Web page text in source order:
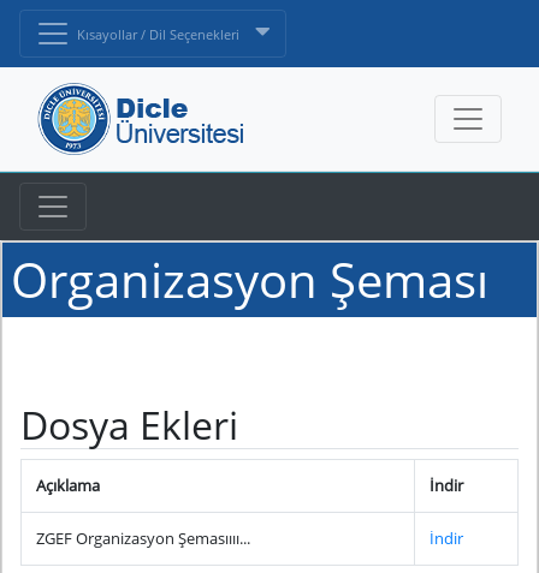
Kısayollar / Dil Seçenekleri
Organizasyon Şeması
Dosya Ekleri
Açıklama İndir
ZGEF Organizasyon Şemasıııı... İndir